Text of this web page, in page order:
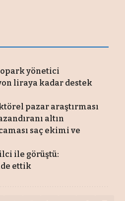
yönetici
liraya kadar destek
pazar araştırması
altın
saç ekimi ve
ile görüştü:
ettik